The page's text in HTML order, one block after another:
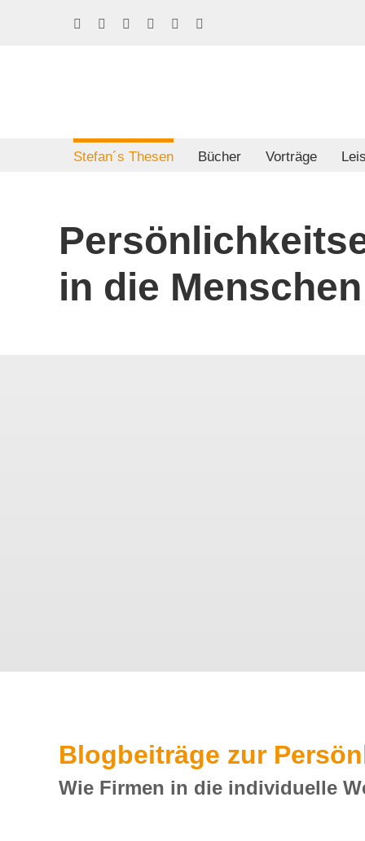
FacebookLinkedIn
Xing Spotify
Stefan´s Thesen Bücher Vorträge
in die
Blogbeiträge zur
Wie Firmen in die individuelle